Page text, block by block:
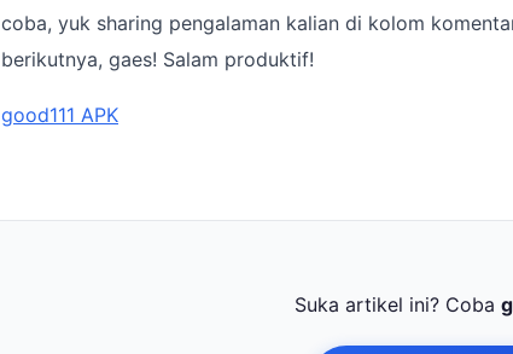
coba, yuk sharing pengalaman kalian di kolom
berikutnya, gaes! Salam produktif!
good111 APK
Suka artikel ini? Coba